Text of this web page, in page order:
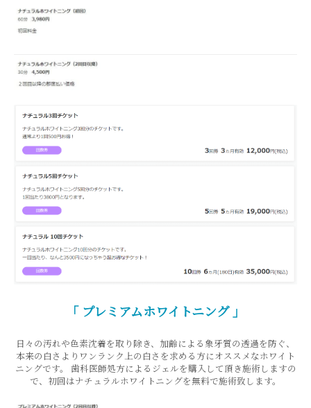
「 プレミアムホワイトニング 」
日々の汚れや色素沈着を取り除き、加齢による象牙質の透過を防ぐ、
本来の白さよりワンランク上の白さを求める方にオススメなホワイト
ニングです。 歯科医師処方によるジェルを購入して頂き施術しますの
で、初回はナチュラルホワイトニングを無料で施術致します。